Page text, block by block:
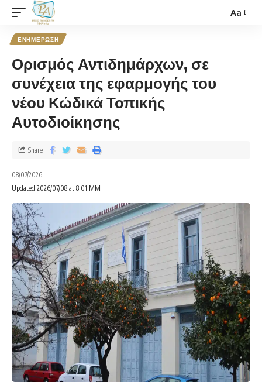
Aa
ΕΝΗΜΕΡΩΣΗ
Ορισμός Αντιδημάρχων, σε
συνέχεια της εφαρμογής του
νέου Κώδικά Τοπικής
Αυτοδιοίκησης
08/07/2026
Updated 2026/07/08 at 8:01 ΜΜ
Share